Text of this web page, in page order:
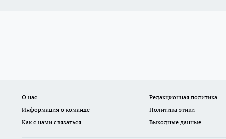
О нас Редакционная политика
Информация о команде
Политика этики
Как с нами связаться
Выходные данные